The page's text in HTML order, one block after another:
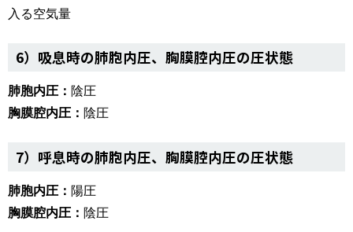
入る空気量
6）吸息時の肺胞内圧、胸膜腔内圧の圧状態
肺胞内圧： 陰圧
胸膜腔内圧： 陰圧
7）呼息時の肺胞内圧、胸膜腔内圧の圧状態
肺胞内圧： 陽圧
胸膜腔内圧： 陰圧